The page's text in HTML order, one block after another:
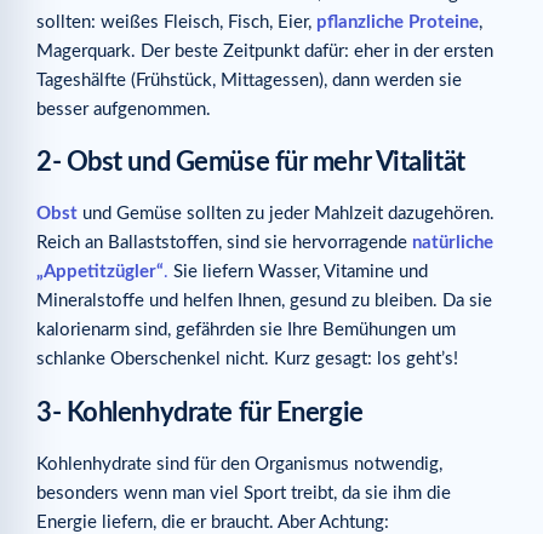
sollten: weißes Fleisch, Fisch, Eier, pflanzliche Proteine,
Magerquark. Der beste Zeitpunkt dafür: eher in der ersten
Tageshälfte (Frühstück, Mittagessen), dann werden sie
besser aufgenommen.
2- Obst und Gemüse für mehr Vitalität
Obst und Gemüse sollten zu jeder Mahlzeit dazugehören.
Reich an Ballaststoffen, sind sie hervorragende natürliche
„Appetitzügler“. Sie liefern Wasser, Vitamine und
Mineralstoffe und helfen Ihnen, gesund zu bleiben. Da sie
kalorienarm sind, gefährden sie Ihre Bemühungen um
schlanke Oberschenkel nicht. Kurz gesagt: los geht’s!
3- Kohlenhydrate für Energie
Kohlenhydrate sind für den Organismus notwendig,
besonders wenn man viel Sport treibt, da sie ihm die
Energie liefern, die er braucht. Aber Achtung: